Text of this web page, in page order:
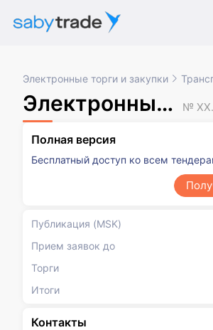
Электронные торги и закупки
Электронный аукцион №
Полная версия
Бесплатный доступ ко всем
Публикация (MSK)
Прием заявок до
Торги
Итоги
Контакты